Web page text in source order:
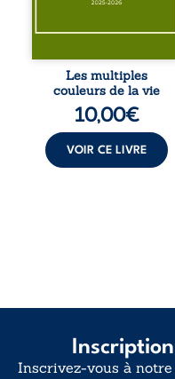
pour en retrouver
Entre souvenirs,
désillusions, Les
multiples couleurs
de la vie explore la
force des liens, le
poids des non-dits
et la ...
Les multiples
couleurs de la vie
10,00€
VOIR CE LIVRE
Inscrivez-vous à